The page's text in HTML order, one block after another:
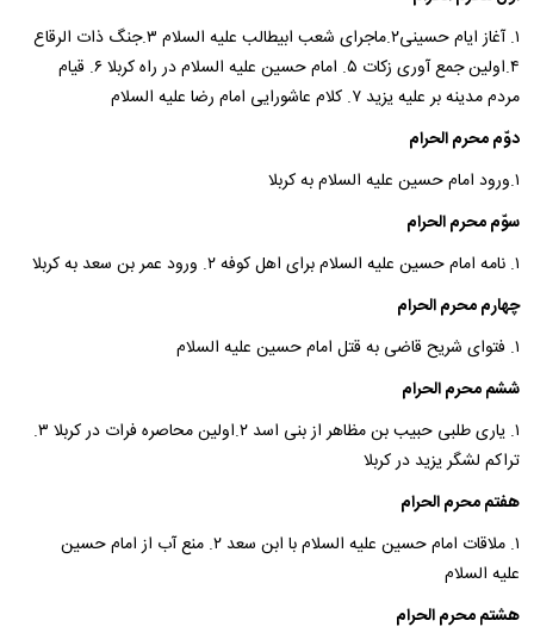
۱. آغاز ایام حسینی۲.ماجرای شعب ابیطالب علیه السلام ۳.جنگ ذات الرقاع
۴.اولین جمع آوری زکات ۵. امام حسین علیه السلام در راه کربلا ۶. قیام
مردم مدینه بر علیه یزید ۷. کلام عاشورایی امام رضا علیه السلام
دوّم محرم الحرام
۱.ورود امام حسین علیه السلام به کربلا
سوّم محرم الحرام
۱. نامه امام حسین علیه السلام برای اهل کوفه ۲. ورود عمر بن سعد به کربلا
چهارم محرم الحرام
۱. فتوای شریح قاضی به قتل امام حسین علیه السلام
ششم محرم الحرام
۱. یاری طلبی حبیب بن مظاهر از بنی اسد ۲.اولین محاصره فرات در کربلا ۳.
تراکم لشگر یزید در کربلا
هفتم محرم الحرام
۱. ملاقات امام حسین علیه السلام با ابن سعد ۲. منع آب از امام حسین
علیه السلام
هشتم محرم الحرام